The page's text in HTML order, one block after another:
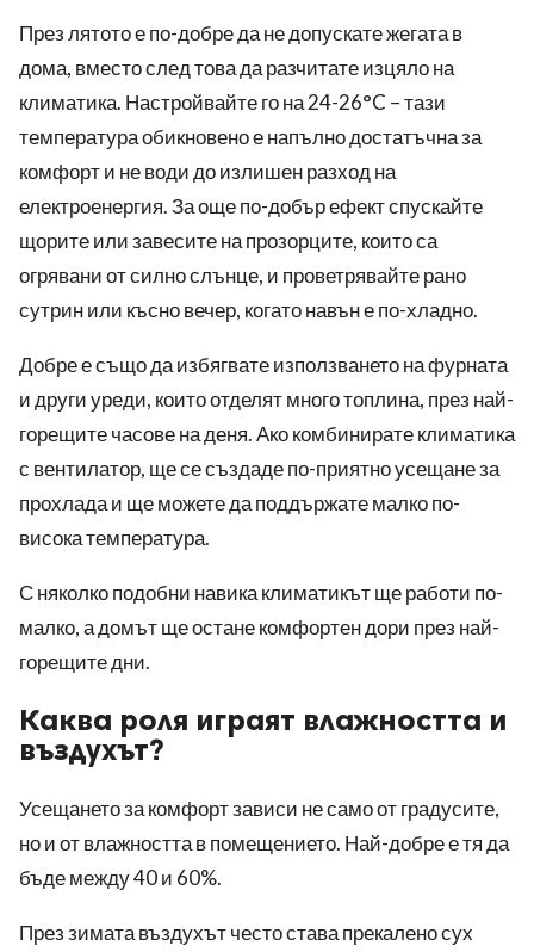
През лятото е по-добре да не допускате жегата в
дома, вместо след това да разчитате изцяло на
климатика. Настройвайте го на 24-26°C – тази
температура обикновено е напълно достатъчна за
комфорт и не води до излишен разход на
електроенергия. За още по-добър ефект спускайте
щорите или завесите на прозорците, които са
огрявани от силно слънце, и проветрявайте рано
сутрин или късно вечер, когато навън е по-хладно.
Добре е също да избягвате използването на фурната
и други уреди, които отделят много топлина, през най-
горещите часове на деня. Ако комбинирате климатика
с вентилатор, ще се създаде по-приятно усещане за
прохлада и ще можете да поддържате малко по-
висока температура.
С няколко подобни навика климатикът ще работи по-
малко, а домът ще остане комфортен дори през най-
горещите дни.
Каква роля играят влажността и
въздухът?
Усещането за комфорт зависи не само от градусите,
но и от влажността в помещението. Най-добре е тя да
бъде между 40 и 60%.
През зимата въздухът често става прекалено сух